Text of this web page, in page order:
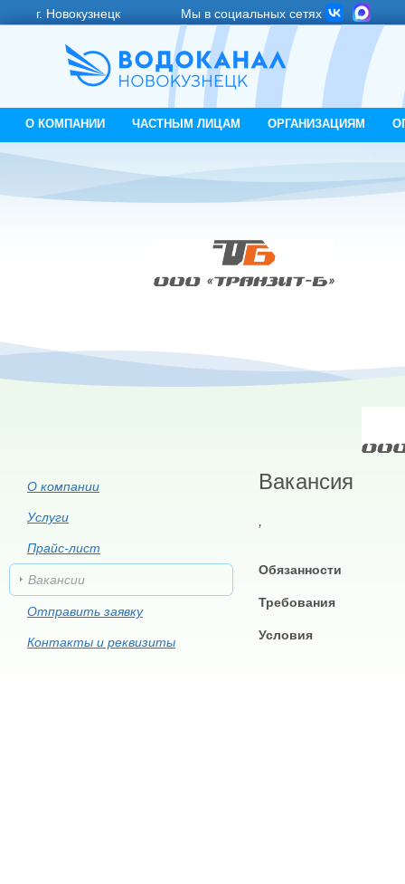
г. Новокузнецк Мы в социальных сетях
О КОМПАНИИ ЧАСТНЫМ ЛИЦАМ ОРГАНИЗАЦИЯМ
О компании
Услуги
Прайс-лист
Вакансии
Отправить заявку
Контакты и реквизиты
Вакансия
,
Обязанности
Требования
Условия